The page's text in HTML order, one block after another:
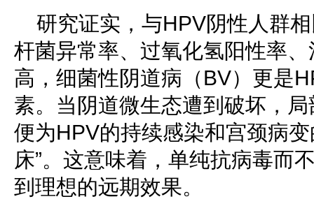
研究证实，与HPV阴性人群
杆菌异常率、过氧化氢阳性率
高，细菌性阴道病（BV）更是
素。当阴道微生态遭到破坏，
便为HPV的持续感染和宫颈病
床”。这意味着，单纯抗病毒而
到理想的远期效果。